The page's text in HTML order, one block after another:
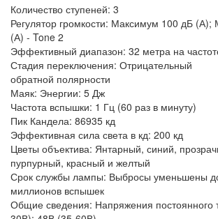
Количество ступеней: 3
Регулятор громкости: Максимум 100 дБ
(А) - Tone 2
Эффективный диапазон: 32 метра на
Стадия переключения: Отрицательный
обратной полярности
Маяк: Энергии: 5 Дж
Частота вспышки: 1 Гц (60 раз в минуту)
Пик Кандела: 86935 кд
Эффективная сила света в кд: 200 кд
Цветы объектива: Янтарный, синий,
пурпурный, красный и желтый
Срок службы лампы: Выбросы уменьшены
миллионов вспышек
Общие сведения: Напряжения постоянного